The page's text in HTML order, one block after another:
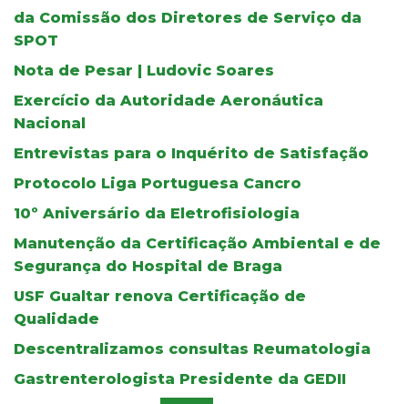
da Comissão dos Diretores de Serviço da
SPOT
Nota de Pesar | Ludovic Soares
Exercício da Autoridade Aeronáutica
Nacional
Entrevistas para o Inquérito de Satisfação
Protocolo Liga Portuguesa Cancro
10º Aniversário da Eletrofisiologia
Manutenção da Certificação Ambiental e de
Segurança do Hospital de Braga
USF Gualtar renova Certificação de
Qualidade
Descentralizamos consultas Reumatologia
Gastrenterologista Presidente da GEDII